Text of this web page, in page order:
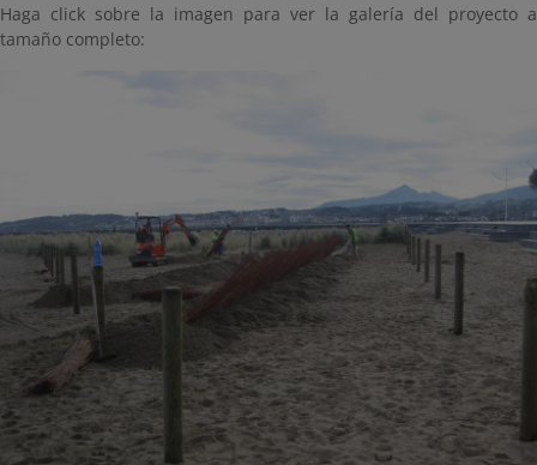
Haga click sobre la imagen para ver la galería del proyecto a
tamaño completo: